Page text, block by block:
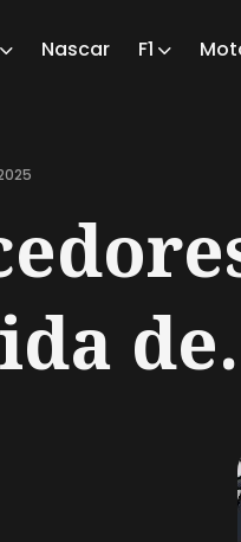
Nascar F1